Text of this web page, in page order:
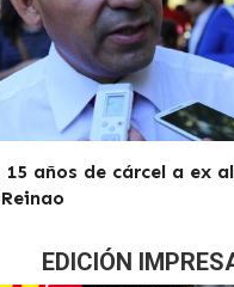
15 años de cárcel a ex
EDICIÓN